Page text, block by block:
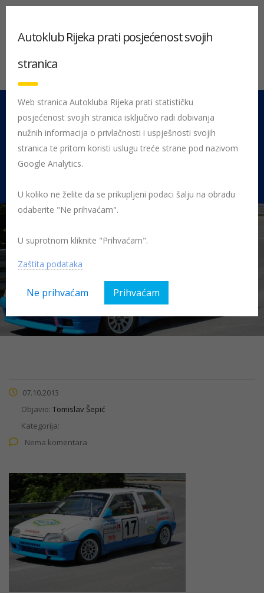
051 212 442 Centrala
Pon - Pet 08:00 - 16:00
Rujevica 9/1, 51000 Rijeka
Početna Posljednje objavljene novosti
Mario
07.10.2013
Objavio: Tomislav Šepić
Kategorija:
Nema komentara
Autoklub Rijeka prati posjećenost svojih
stranica
Web stranica Autokluba Rijeka prati statističku
posjećenost svojih stranica isključivo radi dobivanja
nužnih informacija o privlačnosti i uspješnosti svojih
stranica te pritom koristi uslugu treće strane pod nazivom
Google Analytics.
U koliko ne želite da se prikupljeni podaci šalju na obradu
odaberite "Ne prihvaćam".
U suprotnom kliknite "Prihvaćam".
Zaštita podataka
Ne prihvaćam Prihvaćam